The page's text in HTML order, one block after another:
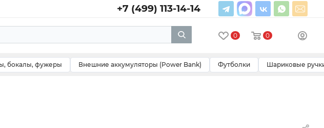
+7 (499) 113-14-14
0 0
бокалы, фужеры Внешние аккумуляторы (Power Bank) Футболки Шариковые